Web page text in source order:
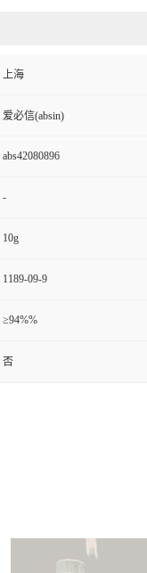
上海
爱必信(absin)
abs42080896
-
10g
1189-09-9
≥94%%
否